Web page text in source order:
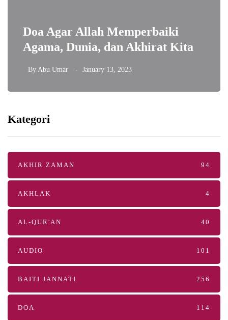
Doa Agar Allah Memperbaiki
Agama, Dunia, dan Akhirat Kita
By Abu Umar January 13, 2023
Kategori
AKHIR ZAMAN 94
AKHLAK 4
AL-QUR'AN 40
AUDIO 101
BAITI JANNATI 256
DOA 114